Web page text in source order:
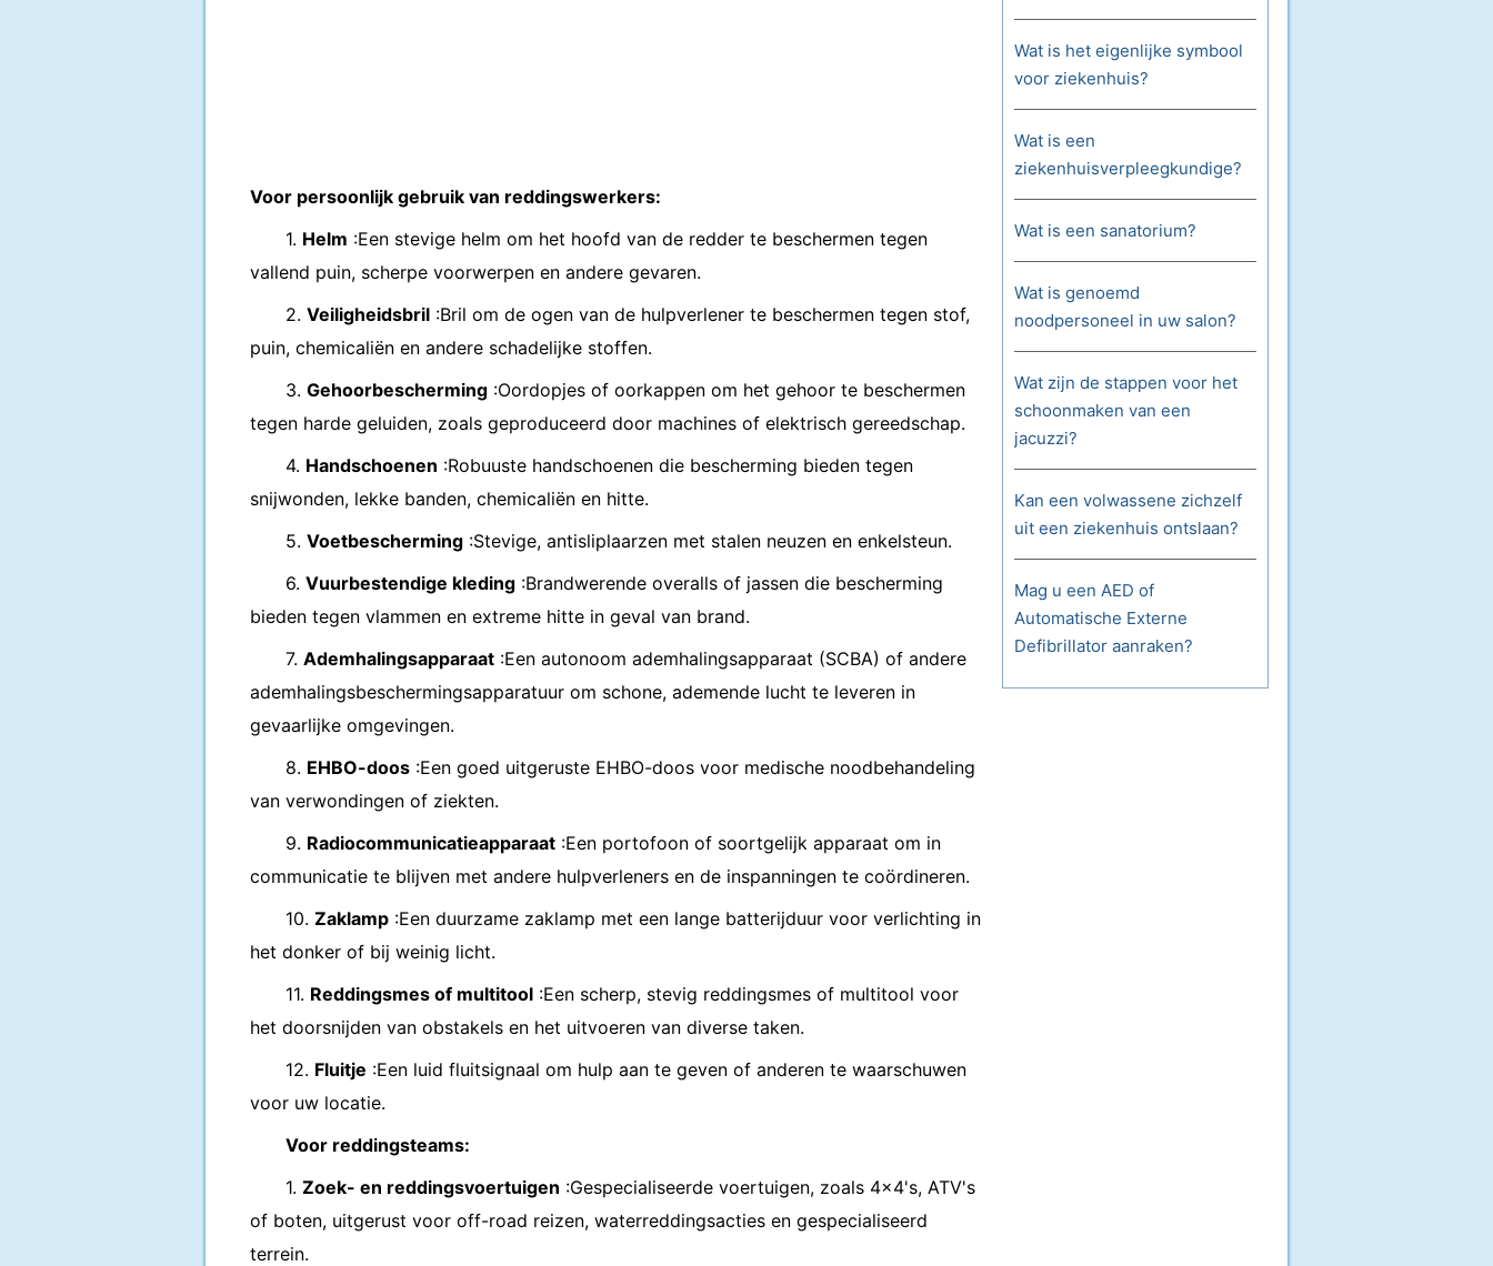
Voor persoonlijk gebruik van reddingswerkers:
1. Helm :Een stevige helm om het hoofd van de redder te beschermen tegen
vallend puin, scherpe voorwerpen en andere gevaren.
2. Veiligheidsbril :Bril om de ogen van de hulpverlener te beschermen tegen stof,
puin, chemicaliën en andere schadelijke stoffen.
3. Gehoorbescherming :Oordopjes of oorkappen om het gehoor te beschermen
tegen harde geluiden, zoals geproduceerd door machines of elektrisch gereedschap.
4. Handschoenen :Robuuste handschoenen die bescherming bieden tegen
snijwonden, lekke banden, chemicaliën en hitte.
5. Voetbescherming :Stevige, antisliplaarzen met stalen neuzen en enkelsteun.
6. Vuurbestendige kleding :Brandwerende overalls of jassen die bescherming
bieden tegen vlammen en extreme hitte in geval van brand.
7. Ademhalingsapparaat :Een autonoom ademhalingsapparaat (SCBA) of andere
ademhalingsbeschermingsapparatuur om schone, ademende lucht te leveren in
gevaarlijke omgevingen.
8. EHBO-doos :Een goed uitgeruste EHBO-doos voor medische noodbehandeling
van verwondingen of ziekten.
9. Radiocommunicatieapparaat :Een portofoon of soortgelijk apparaat om in
communicatie te blijven met andere hulpverleners en de inspanningen te coördineren.
10. Zaklamp :Een duurzame zaklamp met een lange batterijduur voor verlichting in
het donker of bij weinig licht.
11. Reddingsmes of multitool :Een scherp, stevig reddingsmes of multitool voor
het doorsnijden van obstakels en het uitvoeren van diverse taken.
12. Fluitje :Een luid fluitsignaal om hulp aan te geven of anderen te waarschuwen
voor uw locatie.
Voor reddingsteams:
1. Zoek- en reddingsvoertuigen :Gespecialiseerde voertuigen, zoals 4x4's, ATV's
of boten, uitgerust voor off-road reizen, waterreddingsacties en gespecialiseerd
terrein.
Wat is het eigenlijke symbool
voor ziekenhuis?
Wat is een
ziekenhuisverpleegkundige?
Wat is een sanatorium?
Wat is genoemd
noodpersoneel in uw salon?
Wat zijn de stappen voor het
schoonmaken van een
jacuzzi?
Kan een volwassene zichzelf
uit een ziekenhuis ontslaan?
Mag u een AED of
Automatische Externe
Defibrillator aanraken?